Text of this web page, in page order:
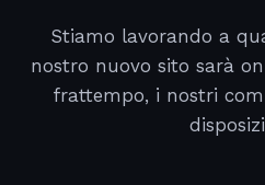
Stiamo lavorando a
nostro nuovo sito sarà
frattempo, i nostri